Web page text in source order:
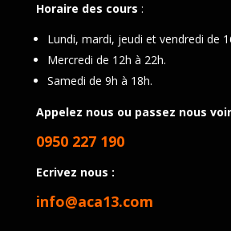
Horaire des cours :
Lundi, mardi, jeudi et vendredi de
Mercredi de 12h à 22h.
Samedi de 9h à 18h.
Appelez nous ou passez nous
0950 227 190
Ecrivez nous :
info@aca13.com